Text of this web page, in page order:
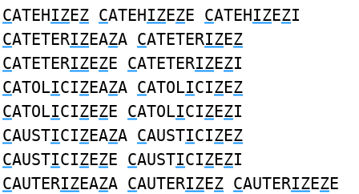
CATEHIZEZ CATEHIZEZE CATEHIZEZI
CATETERIZEAZA CATETERIZEZ
CATETERIZEZE CATETERIZEZI
CATOLICIZEAZA CATOLICIZEZ
CATOLICIZEZE CATOLICIZEZI
CAUSTICIZEAZA CAUSTICIZEZ
CAUSTICIZEZE CAUSTICIZEZI
CAUTERIZEAZA CAUTERIZEZ CAUTERIZEZE